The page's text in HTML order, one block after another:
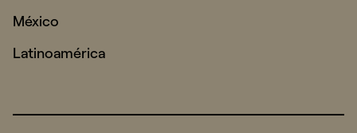
México
Latinoamérica